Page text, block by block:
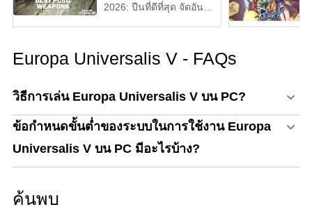
2026: ปืนที่ดีที่สุด จัดอันดับ
Europa Universalis V - FAQs
วิธีการเล่น Europa Universalis V บน PC?
ข้อกำหนดขั้นต่ำของระบบในการใช้งาน Europa
Universalis V บน PC มีอะไรบ้าง?
ค้นพบ